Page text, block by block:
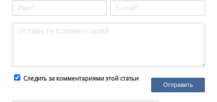
Следить за комментариями этой статьи